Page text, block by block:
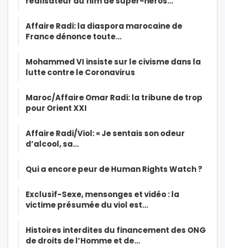
Affaire Radi: la diaspora marocaine de
France dénonce toute…
Mohammed VI insiste sur le civisme dans la
lutte contre le Coronavirus
Maroc/Affaire Omar Radi: la tribune de trop
pour Orient XXI
Affaire Radi/Viol: « Je sentais son odeur
d’alcool, sa…
Qui a encore peur de Human Rights Watch ?
Exclusif-Sexe, mensonges et vidéo : la
victime présumée du viol est…
Histoires interdites du financement des ONG
de droits de l’Homme et de…